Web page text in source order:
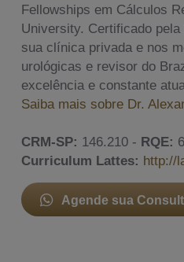
Fellowships em Cálculos
University. Certificado
sua clínica privada e nos
urológicas e revisor do
excelência e constante
Saiba mais sobre Dr.
CRM-SP: 146.210 - RQE:
Curriculum Lattes: http://
Agende sua